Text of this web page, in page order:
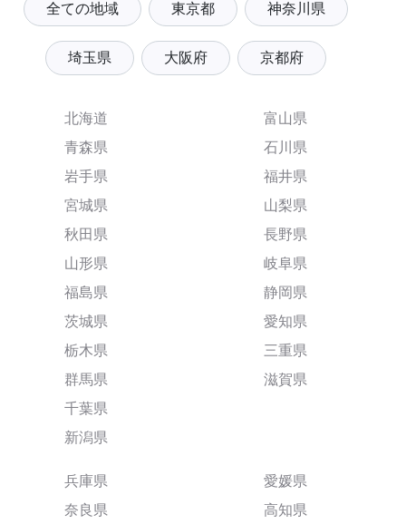
全ての地域 東京都 神奈川県
埼玉県 大阪府 京都府
北海道
青森県
岩手県
宮城県
秋田県
山形県
福島県
茨城県
栃木県
群馬県
千葉県
新潟県
富山県
石川県
福井県
山梨県
長野県
岐阜県
静岡県
愛知県
三重県
滋賀県
兵庫県
奈良県
愛媛県
高知県